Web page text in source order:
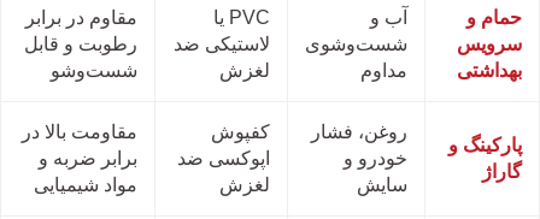
حمام و
سرویس
بهداشتی
آب و
شست‌وشوی
مداوم
PVC یا
لاستیکی ضد
لغزش
مقاوم در برابر
رطوبت و قابل
شست‌وشو
پارکینگ و
گاراژ
روغن، فشار
خودرو و
سایش
کفپوش
اپوکسی ضد
لغزش
مقاومت بالا در
برابر ضربه و
مواد شیمیایی